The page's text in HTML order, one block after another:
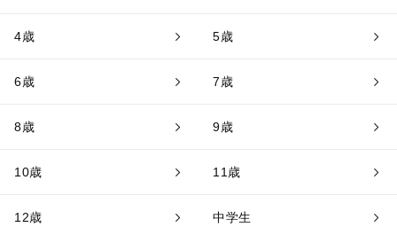
4歳 5歳
6歳 7歳
8歳 9歳
10歳 11歳
12歳 中学生